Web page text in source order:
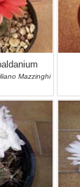
Mazzinghi